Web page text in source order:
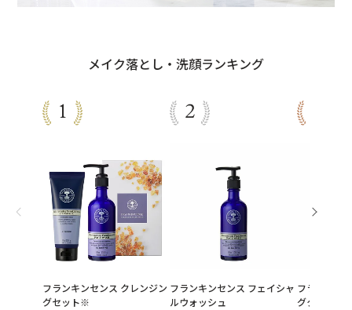
メイク落とし・洗顔ランキング
フランキンセンス クレンジン
グセット※
フランキンセンス フェイシャ
ルウォッシュ
フランキン
グクリーム